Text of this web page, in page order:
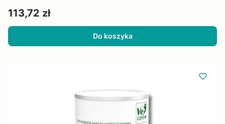
Cena
113,72 zł
Do koszyka